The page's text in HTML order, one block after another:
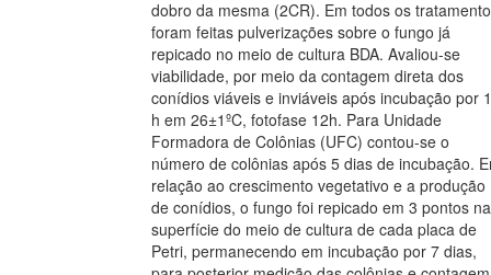
dobro da mesma (2CR). Em todos os
foram feitas pulverizações sobre o fungo já
repicado no meio de cultura BDA. Avaliou-se
viabilidade, por meio da contagem direta dos
conídios viáveis e inviáveis após incubação por
h em 26±1ºC, fotofase 12h. Para Unidade
Formadora de Colônias (UFC) contou-se o
número de colônias após 5 dias de incubação.
relação ao crescimento vegetativo e a produção
de conídios, o fungo foi repicado em 3 pontos na
superfície do meio de cultura de cada placa de
Petri, permanecendo em incubação por 7 dias,